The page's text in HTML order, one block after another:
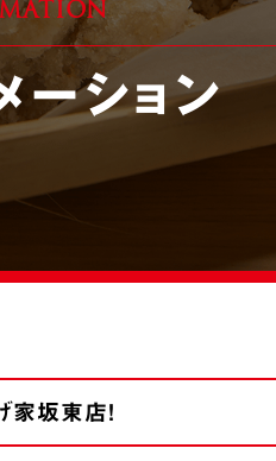
ーション
坂東店！